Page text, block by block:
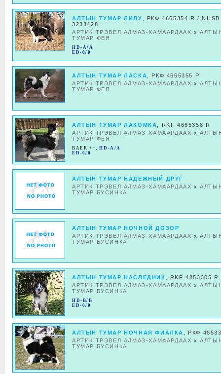
АЛТЫН ТУМАР ЛИЛУ
, РКФ 4665354 R / NHSB
3233428
АРТИК ТРЭВЕЛ АЛМАЗ-ХАМААРДААХ x
ТУМАР ФЕЯ
HD-A/A
ED-0/0
АЛТЫН ТУМАР ЛАСКА
, РКФ 4665355 Р
АРТИК ТРЭВЕЛ АЛМАЗ-ХАМААРДААХ x
ТУМАР ФЕЯ
АЛТЫН ТУМАР ЛАКОМКА
, RKF 4665356 R
АРТИК ТРЭВЕЛ АЛМАЗ-ХАМААРДААХ x
ТУМАР ФЕЯ
BAER ++,HD-A/A
ED-0/0
АЛТЫН ТУМАР НАДЕЖНЫЙ ДРУГ
АРТИК ТРЭВЕЛ АЛМАЗ-ХАМААРДААХ x
ТУМАР БУСИНКА
АЛТЫН ТУМАР НОЧНОЙ ДОЗОР
АРТИК ТРЭВЕЛ АЛМАЗ-ХАМААРДААХ x
ТУМАР БУСИНКА
АЛТЫН ТУМАР НАСЛЕДНИК
, RKF 4853305 R
АРТИК ТРЭВЕЛ АЛМАЗ-ХАМААРДААХ x
ТУМАР БУСИНКА
HD-B/B
ED-0/0
АЛТЫН ТУМАР НОЧНАЯ ФИАЛКА
, РКФ
АРТИК ТРЭВЕЛ АЛМАЗ-ХАМААРДААХ x
ТУМАР БУСИНКА